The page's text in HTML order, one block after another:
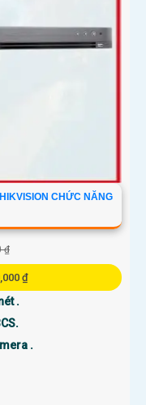
CHỨC NĂNG
₫
₫
.
.